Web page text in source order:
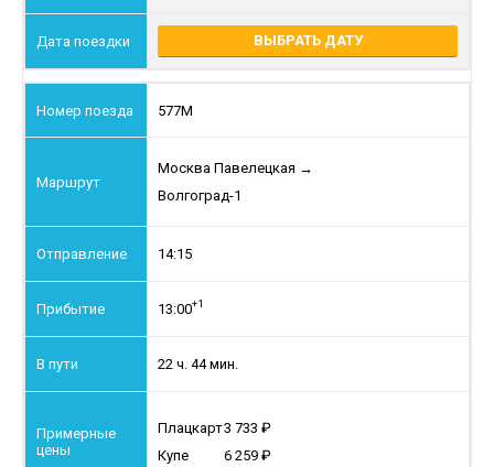
ВЫБРАТЬ ДАТУ
577М
Москва Павелецкая →
Волгоград-1
14:15
13:00+1
22 ч. 44 мин.
Плацкарт3 733
Купе
6 259